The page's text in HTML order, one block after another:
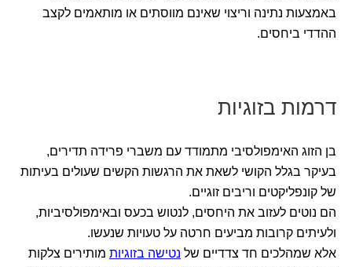
באמצעות נתינה וריצוי שאינם מווסתים או מותאמים לקצב
ההדדי ביחסים.
דרמות בזוגיות
בן הזוג האימפולסיבי מתמודד עם משברי פרידה תדירים,
בעיקר בגלל הקושי לשאת את הרגשות הקשים שעולים בעיתות
של קונפליקטים וריבים זוגיים.
הם נוטים לעזוב את היחסים, לנטוש בכעס ובאימפולסיביות,
ולעיתים קרובות מביעים חרטה על טעויות שנעשו.
אלא שמהלכים חד צדדיים של נטישה בזוגיות מותירים צלקות